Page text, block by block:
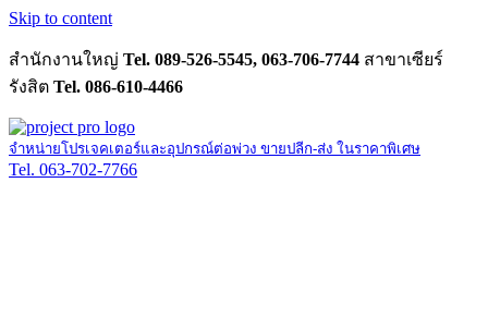
Skip to content
สำนักงานใหญ่ Tel. 089-526-5545, 063-706-7744 สาขาเซียร์
รังสิต Tel. 086-610-4466
จำหน่ายโปรเจคเตอร์และอุปกรณ์ต่อพ่วง ขายปลีก-ส่ง ในราคาพิเศษ
Tel. 063-702-7766